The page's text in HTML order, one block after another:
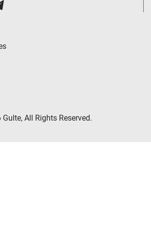
All Rights Reserved.